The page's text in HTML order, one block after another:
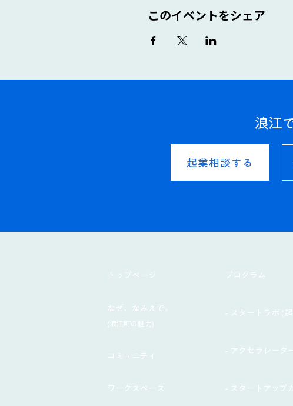
このイベントをシェア
浪江
起業相談する
​トップページ プログラム
なぜ、なみえで。
(浪江町の魅力)
コミュニティ
- スタートラボ (
- アクセラレータ
- スタートアップ
ワークスペース